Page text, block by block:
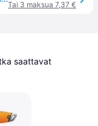
Tai 3 maksua 7,37 €
saattavat